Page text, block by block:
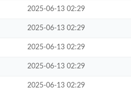
2025-06-13 02:29
2025-06-13 02:29
2025-06-13 02:29
2025-06-13 02:29
2025-06-13 02:29